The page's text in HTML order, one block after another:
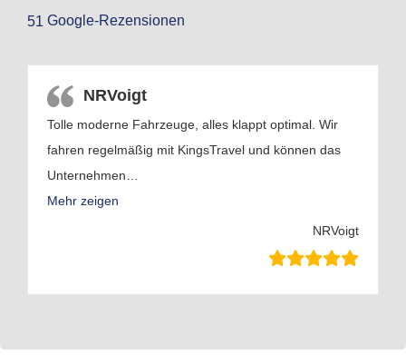
51 Google-Rezensionen
NRVoigt
Tolle moderne Fahrzeuge, alles klappt optimal. Wir
fahren regelmäßig mit KingsTravel und können das
Unternehmen…
Mehr zeigen
NRVoigt